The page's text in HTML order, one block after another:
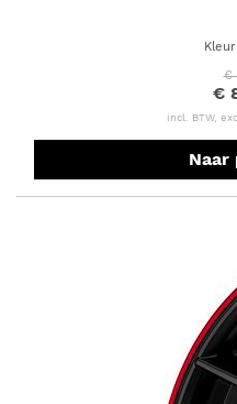
Kleur
€
€
incl. BTW,
Naar